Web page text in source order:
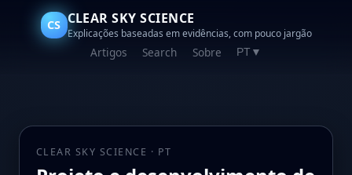
CS CLEAR SKY SCIENCE
Explicações baseadas em evidências, com pouco jargão
Artigos Search Sobre PT ▼
CLEAR SKY SCIENCE · PT